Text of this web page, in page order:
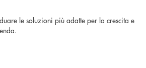
le soluzioni più adatte per la crescita e